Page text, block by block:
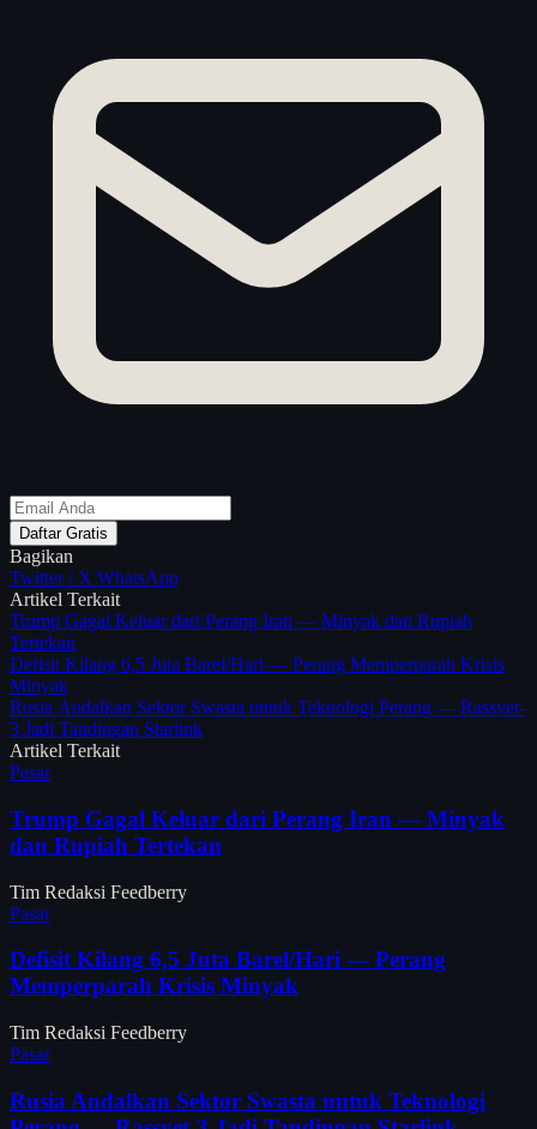
Daftar Gratis
Bagikan
Twitter / X WhatsApp
Artikel Terkait
Trump Gagal Keluar dari Perang Iran — Minyak dan Rupiah
Tertekan
Defisit Kilang 6,5 Juta Barel/Hari — Perang Memperparah Krisis
Minyak
Rusia Andalkan Sektor Swasta untuk Teknologi Perang — Rassvet-
3 Jadi Tandingan Starlink
Artikel Terkait
Pasar
Trump Gagal Keluar dari Perang Iran — Minyak
dan Rupiah Tertekan
Tim Redaksi Feedberry
Pasar
Defisit Kilang 6,5 Juta Barel/Hari — Perang
Memperparah Krisis Minyak
Tim Redaksi Feedberry
Pasar
Rusia Andalkan Sektor Swasta untuk Teknologi